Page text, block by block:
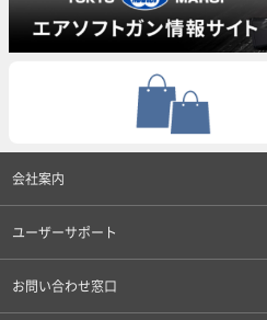
会社案内
ユーザーサポート
お問い合わせ窓口